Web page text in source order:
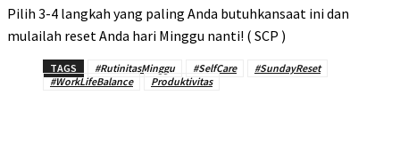
Pilih 3-4 langkah yang paling Anda butuhkansaat ini dan
mulailah reset Anda hari Minggu nanti! ( SCP )
TAGS #RutinitasMinggu #SelfCare
#SundayReset
#WorkLifeBalance
Produktivitas